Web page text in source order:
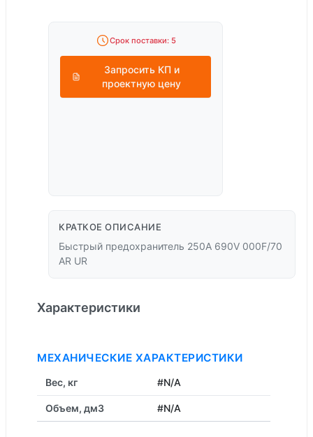
Срок поставки: 5
Запросить КП и
проектную цену
КРАТКОЕ ОПИСАНИЕ
Быстрый предохранитель 250A 690V 000F/70
AR UR
Характеристики
МЕХАНИЧЕСКИЕ ХАРАКТЕРИСТИКИ
Вес, кг #N/A
Объем, дм3 #N/A